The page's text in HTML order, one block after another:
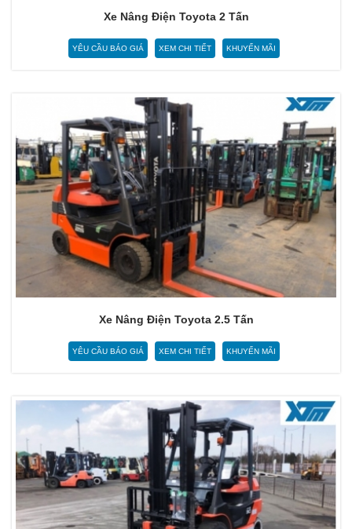
Xe Nâng Điện Toyota 2 Tấn
YÊU CẦU BÁO GIÁ XEM CHI TIẾT KHUYẾN MÃI
Xe Nâng Điện Toyota 2.5 Tấn
YÊU CẦU BÁO GIÁ XEM CHI TIẾT KHUYẾN MÃI